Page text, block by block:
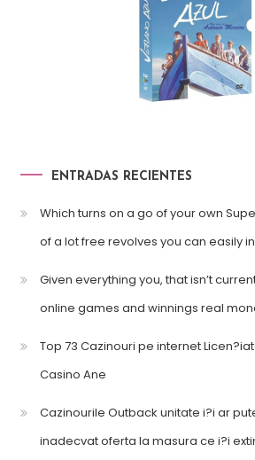
ENTRADAS RECIENTES
Which turns on a go of your own
of a lot free revolves you can easily
Given everything you, that isn’t
online games and winnings real
Top 73 Cazinouri pe internet
Casino Ane
Cazinourile Outback unitate i?i ar
inadecvat oferta la masura ce i?i